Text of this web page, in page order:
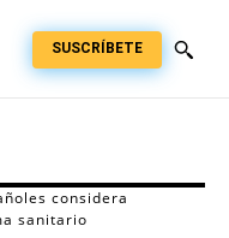
SUSCRÍBETE
considera
sanitario